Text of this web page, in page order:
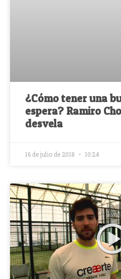
¿Cómo tener una
espera? Ramiro
desvela
16 de julio de 2018 10:24